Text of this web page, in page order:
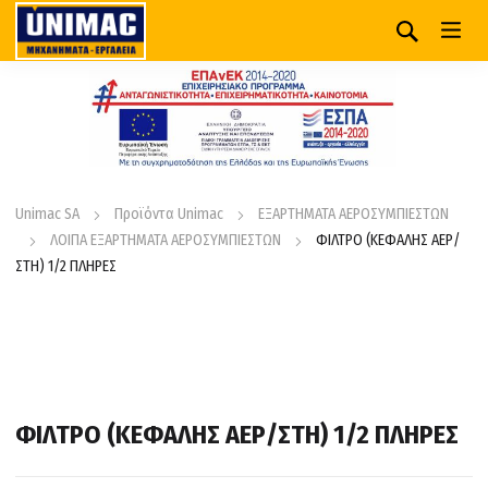
Unimac SA Προϊόντα Unimac
ΕΞΑΡΤΗΜΑΤΑ ΑΕΡΟΣΥΜΠΙΕΣΤΩΝ
ΛΟΙΠΑ ΕΞΑΡΤΗΜΑΤΑ ΑΕΡΟΣΥΜΠΙΕΣΤΩΝ
ΦΙΛΤΡΟ (ΚΕΦΑΛΗΣ ΑΕΡ/
ΣΤΗ) 1/2 ΠΛΗΡΕΣ
ΦΙΛΤΡΟ (ΚΕΦΑΛΗΣ ΑΕΡ/ΣΤΗ) 1/2 ΠΛΗΡΕΣ